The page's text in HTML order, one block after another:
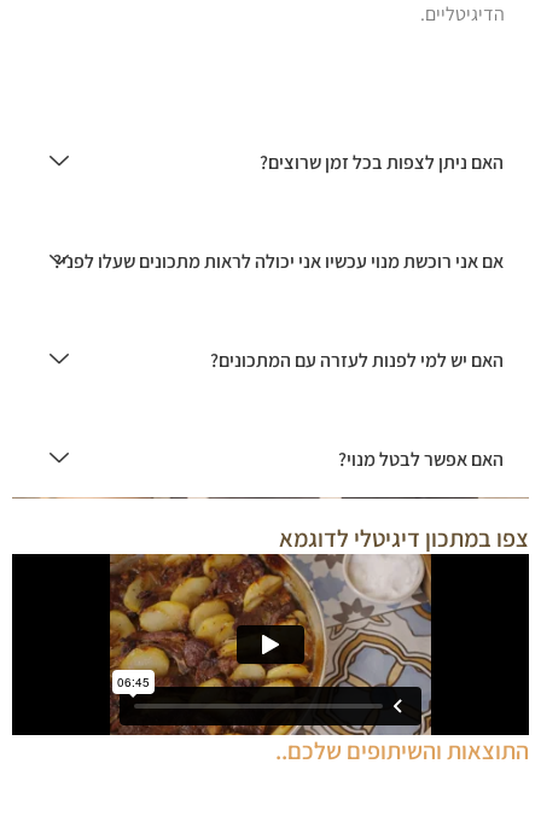
הדיגיטליים.
האם ניתן לצפות בכל זמן שרוצים?
אם אני רוכשת מנוי עכשיו אני יכולה לראות מתכונים שעלו לפני?
האם יש למי לפנות לעזרה עם המתכונים?
האם אפשר לבטל מנוי?
צפו במתכון דיגיטלי לדוגמא
התוצאות והשיתופים שלכם..